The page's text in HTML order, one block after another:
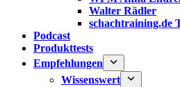
Walter Rädler
schachtraining.de
Podcast
Produkttests
Empfehlungen
Wissenswert